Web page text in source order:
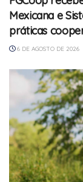
Mexicana e
práticas
6 DE AGOSTO DE 2026